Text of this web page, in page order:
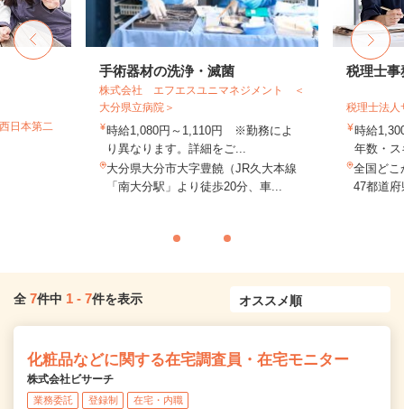
日本第二
手術器材の洗浄・滅菌
株式会社 エフエスユニマネジメント ＜
大分県立病院＞
時給1,080円～1,110円 ※勤務によ
り異なります。詳細をご...
大分県大分市大字豊饒（JR久大本線
「南大分駅」より徒歩20分、車...
税理士事
税理士法人
時給
年数・
全国どこ
47都道
全 7件中 1 - 7件を表示
化粧品などに関する在宅調査員・在宅モニター
株式会社ビサーチ
業務委託 登録制 在宅・内職